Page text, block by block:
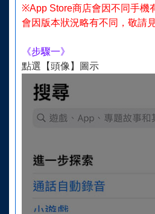
※App Store商店會因不同手機
會因版本狀況略有不同，敬請見
《步驟一》
點選【頭像】圖示